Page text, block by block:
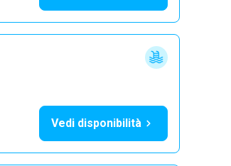
Vedi disponibilità